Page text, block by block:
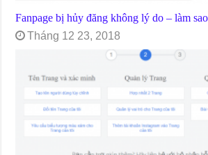
Fanpage bị hủy đăng không lý do – làm
Tháng 12 23, 2018